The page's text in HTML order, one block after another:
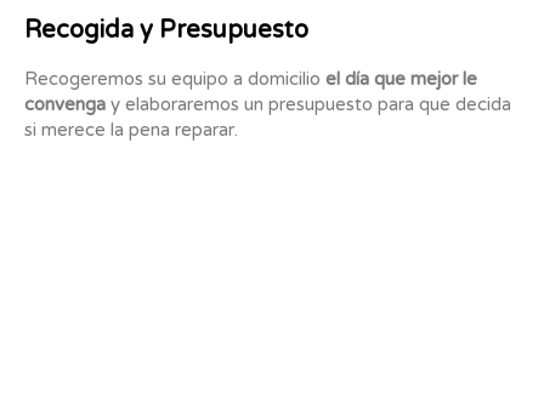
Recogida y Presupuesto
Recogeremos su equipo a domicilio el día que mejor le
convenga y elaboraremos un presupuesto para que decida
si merece la pena reparar.